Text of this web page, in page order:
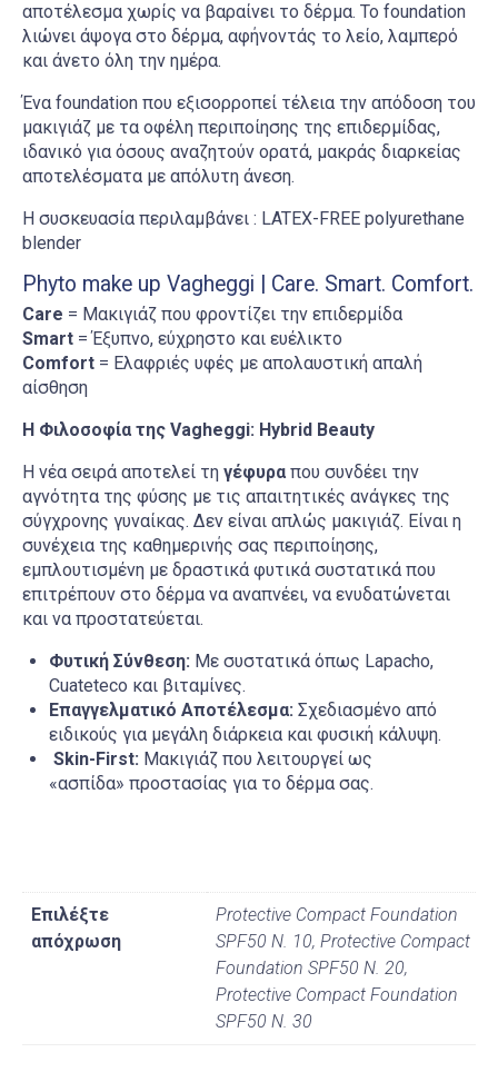
αποτέλεσμα χωρίς να βαραίνει το δέρμα. Το foundation
λιώνει άψογα στο δέρμα, αφήνοντάς το λείο, λαμπερό
και άνετο όλη την ημέρα.
Ένα foundation που εξισορροπεί τέλεια την απόδοση του
μακιγιάζ με τα οφέλη περιποίησης της επιδερμίδας,
ιδανικό για όσους αναζητούν ορατά, μακράς διαρκείας
αποτελέσματα με απόλυτη άνεση.
Η συσκευασία περιλαμβάνει : LATEX-FREE polyurethane
blender
Phyto make up Vagheggi | Care. Smart. Comfort.
Care = Μακιγιάζ που φροντίζει την επιδερμίδα
Smart = Έξυπνο, εύχρηστο και ευέλικτο
Comfort = Ελαφριές υφές με απολαυστική απαλή
αίσθηση
Η Φιλοσοφία της Vagheggi: Hybrid Beauty
H νέα σειρά αποτελεί τη γέφυρα που συνδέει την
αγνότητα της φύσης με τις απαιτητικές ανάγκες της
σύγχρονης γυναίκας. Δεν είναι απλώς μακιγιάζ. Είναι η
συνέχεια της καθημερινής σας περιποίησης,
εμπλουτισμένη με δραστικά φυτικά συστατικά που
επιτρέπουν στο δέρμα να αναπνέει, να ενυδατώνεται
και να προστατεύεται.
Φυτική Σύνθεση: Με συστατικά όπως Lapacho,
Cuateteco και βιταμίνες.
Επαγγελματικό Αποτέλεσμα: Σχεδιασμένο από
ειδικούς για μεγάλη διάρκεια και φυσική κάλυψη.
Skin-First: Μακιγιάζ που λειτουργεί ως
«ασπίδα» προστασίας για το δέρμα σας.
Επιλέξτε
απόχρωση
Protective Compact Foundation
SPF50 N. 10, Protective Compact
Foundation SPF50 N. 20,
Protective Compact Foundation
SPF50 N. 30